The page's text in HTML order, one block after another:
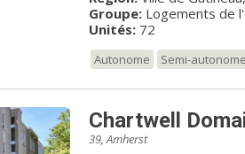
de Revenu Québec des années 2021-
de repas de 11 h 30 à 13
services de loisirs et de sécurité. Les
obtenir un logement
l'aide du formulaire
Groupe: Logements de
Unités:72
Autonome Semi-autonome
Chartwell
39, Amherst